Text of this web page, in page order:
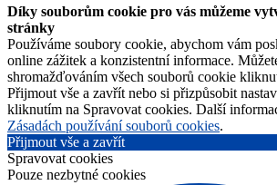
Díky souborům cookie pro vás můžeme
stránky
Používáme soubory cookie, abychom vám
online zážitek a konzistentní informace.
shromažďováním všech souborů cookie
Přijmout vše a zavřít nebo si přizpůsobit
kliknutím na Spravovat cookies. Další
Zásadách používání souborů cookies.
Přijmout vše a zavřít
Spravovat cookies
Pouze nezbytné cookies